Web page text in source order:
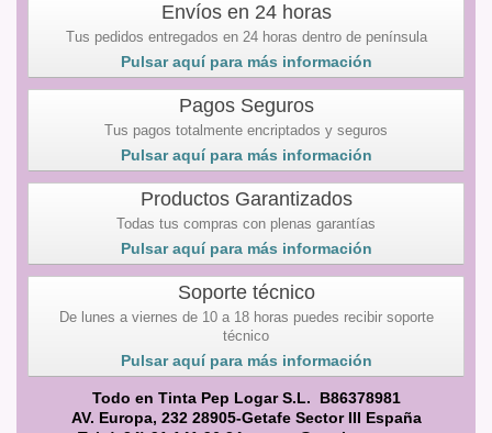
Envíos en 24 horas
Tus pedidos entregados en 24 horas dentro de península
Pulsar aquí para más información
Pagos Seguros
Tus pagos totalmente encriptados y seguros
Pulsar aquí para más información
Productos Garantizados
Todas tus compras con plenas garantías
Pulsar aquí para más información
Soporte técnico
De lunes a viernes de 10 a 18 horas puedes recibir soporte
técnico
Pulsar aquí para más información
Todo en Tinta Pep Logar S.L. B86378981
AV. Europa, 232 28905-Getafe Sector III España